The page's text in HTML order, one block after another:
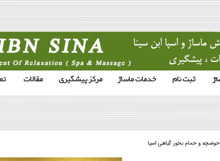
حوضچه و حمام بخور گیاهی اسپا